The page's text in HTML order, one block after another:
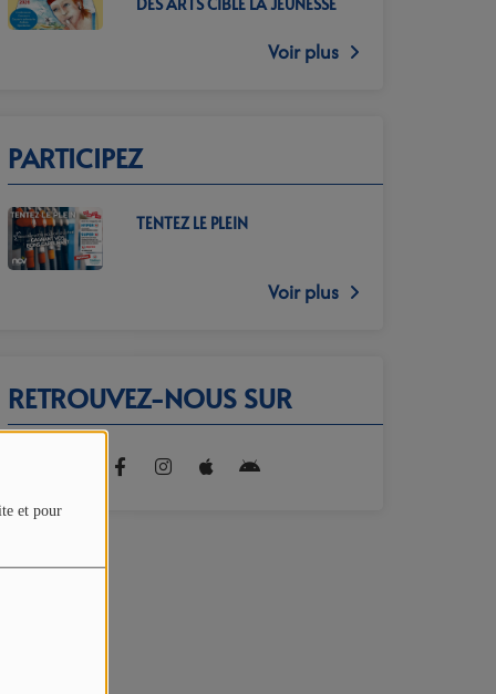
et pour
Voir plus
PARTICIPEZ
TENTEZ LE PLEIN
Voir plus
RETROUVEZ-NOUS SUR